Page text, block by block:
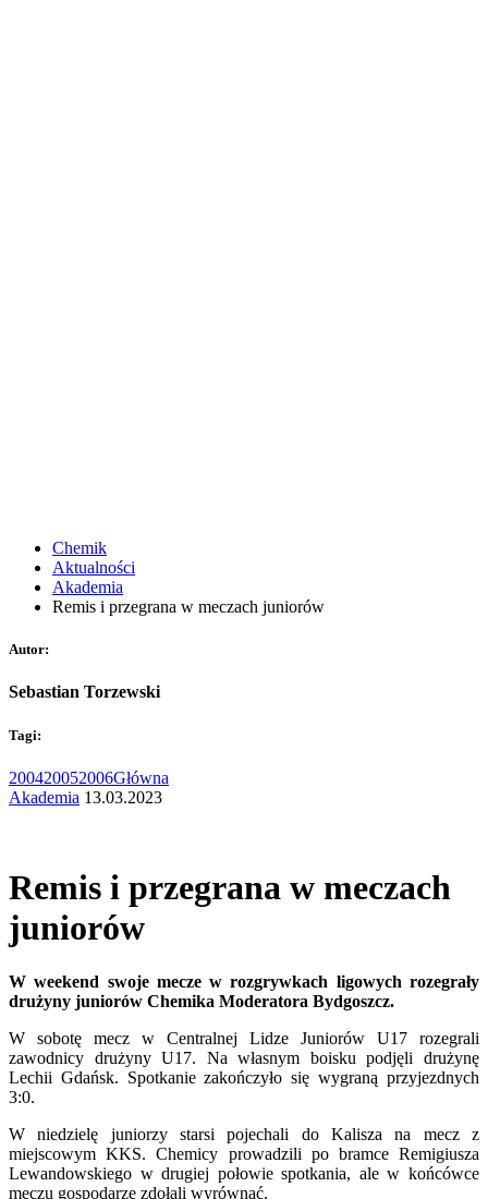
Chemik
Aktualności
Akademia
Remis i przegrana w meczach juniorów
Autor:
Sebastian Torzewski
Tagi:
200420052006Główna
Akademia 13.03.2023
Remis i przegrana w meczach
juniorów
W weekend swoje mecze w rozgrywkach ligowych rozegrały
drużyny juniorów Chemika Moderatora Bydgoszcz.
W sobotę mecz w Centralnej Lidze Juniorów U17 rozegrali
zawodnicy drużyny U17. Na własnym boisku podjęli drużynę
Lechii Gdańsk. Spotkanie zakończyło się wygraną przyjezdnych
3:0.
W niedzielę juniorzy starsi pojechali do Kalisza na mecz z
miejscowym KKS. Chemicy prowadzili po bramce Remigiusza
Lewandowskiego w drugiej połowie spotkania, ale w końcówce
meczu gospodarze zdołali wyrównać.